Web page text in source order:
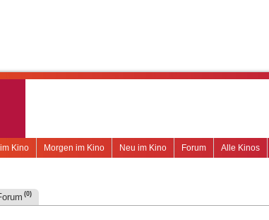
Alle Kinos
Forum
Neu im Kino
Morgen im Kino
Kino
(0)